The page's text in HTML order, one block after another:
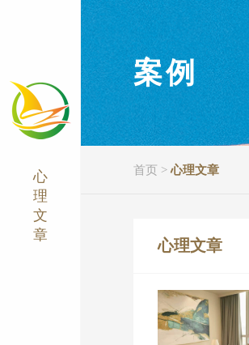
心
理
文
章
案例
首页 >心理文章
心理文章